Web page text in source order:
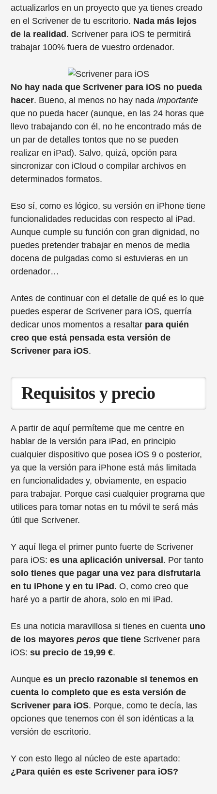
actualizarlos en un proyecto que ya tienes creado
en el Scrivener de tu escritorio. Nada más lejos
de la realidad. Scrivener para iOS te permitirá
trabajar 100% fuera de vuestro ordenador.
No hay nada que Scrivener para iOS no pueda
hacer. Bueno, al menos no hay nadaimportante
que no pueda hacer (aunque, en las 24 horas que
llevo trabajando con él, no he encontrado más de
un par de detalles tontos que no se pueden
realizar en iPad). Salvo, quizá, opción para
sincronizar con iCloud o compilar archivos en
determinados formatos.
Eso sí, como es lógico, su versión en iPhone tiene
funcionalidades reducidas con respecto al iPad.
Aunque cumple su función con gran dignidad, no
puedes pretender trabajar en menos de media
docena de pulgadas como si estuvieras en un
ordenador…
Antes de continuar con el detalle de qué es lo que
puedes esperar de Scrivener para iOS, querría
dedicar unos momentos a resaltar para quién
creo que está pensada esta versión de
Scrivener para iOS.
Requisitos y precio
A partir de aquí permíteme que me centre en
hablar de la versión para iPad, en principio
cualquier dispositivo que posea iOS 9 o posterior,
ya que la versión para iPhone está más limitada
en funcionalidades y, obviamente, en espacio
para trabajar. Porque casi cualquier programa que
utilices para tomar notas en tu móvil te será más
útil que Scrivener.
Y aquí llega el primer punto fuerte de Scrivener
para iOS:es una aplicación universal . Por tanto
solo tienes que pagar una vez para disfrutarla
en tu iPhone y en tu iPad . O, como creo que
haré yo a partir de ahora, solo en mi iPad.
Es una noticia maravillosa si tienes en cuenta uno
de los mayoresperos que tiene Scrivener para
iOS:su precio de 19,99 €.
Aunquees un precio razonable si tenemos en
cuenta lo completo que es esta versión de
Scrivener para iOS. Porque, como te decía, las
opciones que tenemos con él son idénticas a la
versión de escritorio.
Y con esto llego al núcleo de este apartado:
¿Para quién es este Scrivener para iOS?